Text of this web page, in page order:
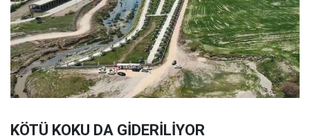
KÖTÜ KOKU DA GİDERİLİYOR